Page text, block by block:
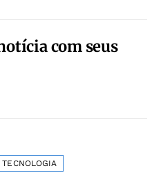
com seus
TECNOLOGIA